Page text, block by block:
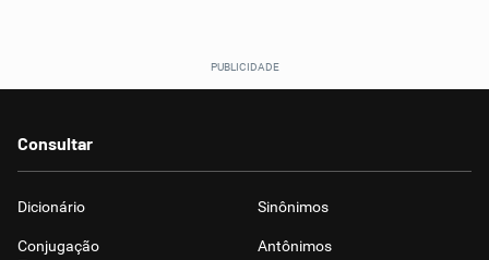
Consultar
Dicionário Sinônimos
Conjugação Antônimos